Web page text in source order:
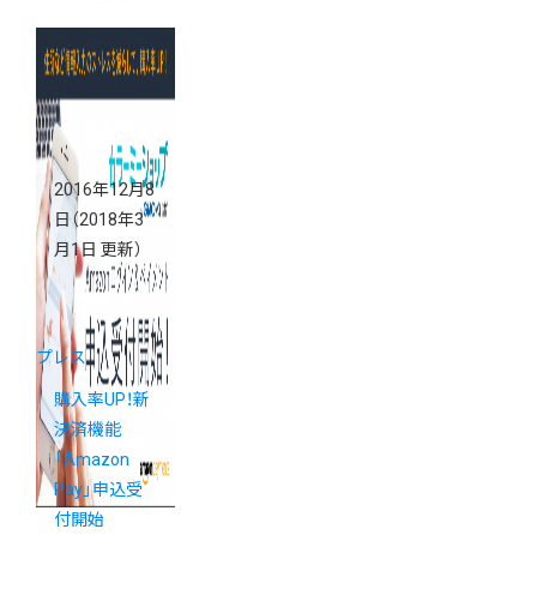
2016年12月8
日 （2018年3
月1日 更新）
プレス
購入率UP！新
決済機能
「Amazon
Pay」申込受
付開始